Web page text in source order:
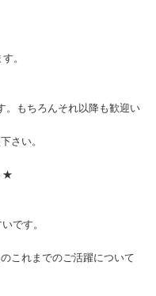
。
。もちろんそれ以降も歓迎い
さい。
★
です。
これまでのご活躍について